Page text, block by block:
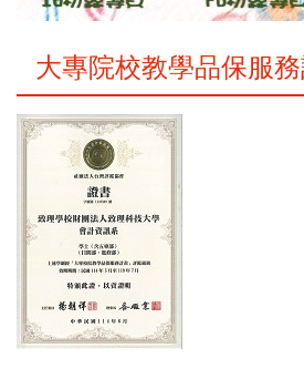
大專院校教學品保服